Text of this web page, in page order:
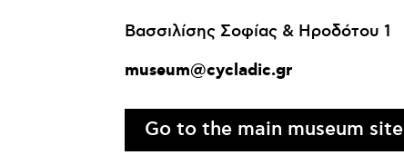
Βασσιλίσης Σοφίας & Ηροδότου 1
museum@cycladic.gr
Go to the main museum site